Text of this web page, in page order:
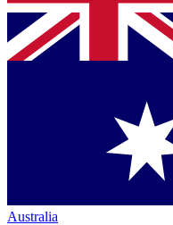
Australia